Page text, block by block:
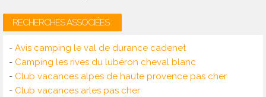
RECHERCHES ASSOCIÉES :
- Avis camping le val de durance cadenet
- Camping les rives du lubéron cheval blanc
- Club vacances alpes de haute provence pas cher
- Club vacances arles pas cher